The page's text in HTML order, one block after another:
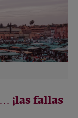
¡las fallas